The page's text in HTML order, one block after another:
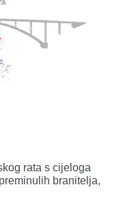
rata s cijeloga
branitelja,